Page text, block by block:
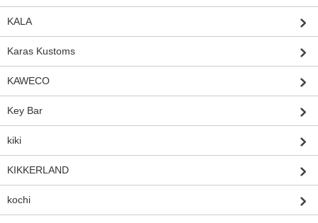
KALA
Karas Kustoms
KAWECO
Key Bar
kiki
KIKKERLAND
kochi